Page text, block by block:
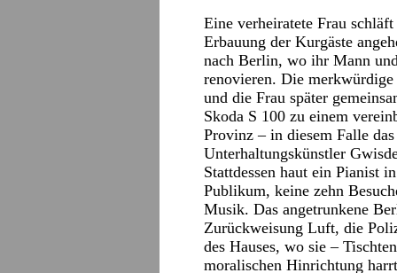
Eine verheiratete Frau
Erbauung der Kurgäste
nach Berlin, wo ihr Mann
renovieren. Die
und die Frau später
Skoda S 100 zu einem
Provinz – in diesem Falle
Unterhaltungskünstler
Stattdessen haut ein Pianist
Publikum, keine zehn
Musik. Das angetrunkene
Zurückweisung Luft, die
des Hauses, wo sie –
moralischen Hinrichtung